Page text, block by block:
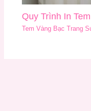
Quy Trình In
Tem Vàng Bạc Trang